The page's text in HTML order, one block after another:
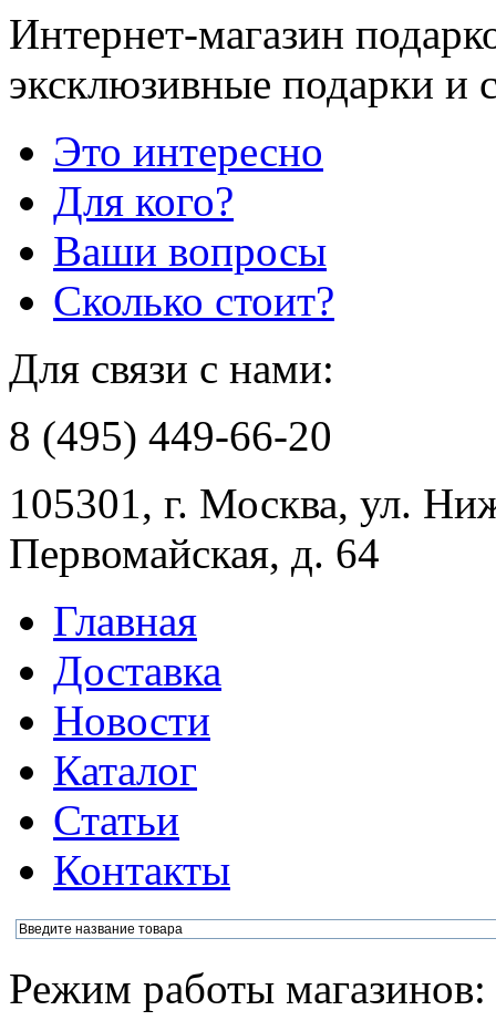
Интернет-магазин
эксклюзивные подарки и
Это интересно
Для кого?
Ваши вопросы
Сколько стоит?
Для связи с нами:
8 (495) 449-66-20
105301, г. Москва, ул.
Первомайская, д. 64
Главная
Доставка
Новости
Каталог
Статьи
Контакты
Режим работы магазинов: